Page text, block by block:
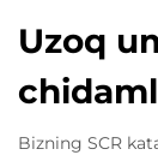
Uzoq
Bizning SCR